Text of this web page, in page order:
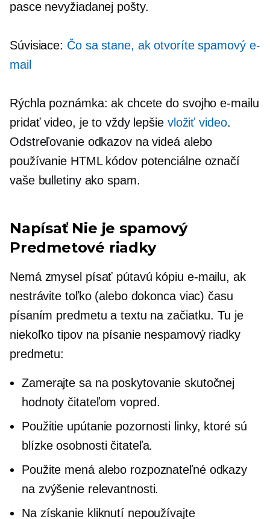
pasce nevyžiadanej pošty.
Súvisiace: Čo sa stane, ak otvoríte spamový e-
mail
Rýchla poznámka: ak chcete do svojho e-mailu
pridať video, je to vždy lepšie vložiť video.
Odstreľovanie odkazov na videá alebo
používanie HTML kódov potenciálne označí
vaše bulletiny ako spam.
Napísať Nie je spamový
Predmetové riadky
Nemá zmysel písať pútavú kópiu e-mailu, ak
nestrávite toľko (alebo dokonca viac) času
písaním predmetu a textu na začiatku. Tu je
niekoľko tipov na písanie nespamovýriadky
predmetu:
Zamerajte sa na poskytovanie skutočnej
hodnoty čitateľom vopred.
Použitie upútanie pozornosti linky, ktoré sú
blízke osobnosti čitateľa.
Použite mená alebo rozpoznateľné odkazy
na zvýšenie relevantnosti.
Na získanie kliknutí nepoužívajte